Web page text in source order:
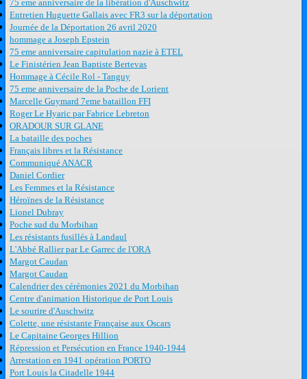
75 eme anniversaire de la libération d'Auschwitz
Entretien Huguette Gallais avec FR3 sur la déportation
Journée de la Déportation 26 avril 2020
hommage a Joseph Epstein
75 eme anniversaire capitulation nazie à ETEL
Le Finistérien Jean Baptiste Bertevas
Hommage à Cécile Rol - Tanguy
75 eme anniversaire de la Poche de Lorient
Marcelle Guymard 7eme bataillon FFI
Roger Le Hyaric par Fabrice Lebreton
ORADOUR SUR GLANE
La bataille des poches
Français libres et la Résistance
Communiqué ANACR
Daniel Cordier
Les Femmes et la Résistance
Héroïnes de la Résistance
Lionel Dubray
Poche sud du Morbihan
Les résistants fusillés à Landaul
L'Abbé Rallier par Le Garrec de l'ORA
Margot Caudan
Margot Caudan
Calendrier des cérémonies 2021 du Morbihan
Centre d'animation Historique de Port Louis
Le sourire d'Auschwitz
Colette, une résistante Française aux Oscars
Le Capitaine Georges Hillion
Répression et Persécution en France 1940-1944
Arrestation en 1941 opération PORTO
Port Louis la Citadelle 1944